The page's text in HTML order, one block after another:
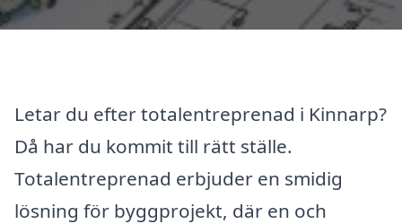
Letar du efter totalentreprenad i Kinnarp?
Då har du kommit till rätt ställe.
Totalentreprenad erbjuder en smidig
lösning för byggprojekt, där en och